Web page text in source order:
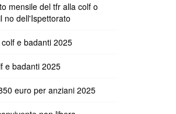
mensile del tfr alla colf o
no dell'Ispettorato
e badanti 2025
e badanti 2025
euro per anziani 2025